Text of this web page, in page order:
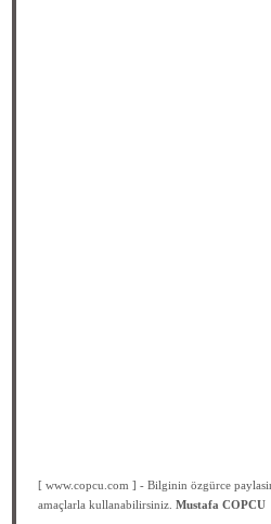
[ www.copcu.com ] - Bilginin özgürce
amaçlarla kullanabilirsiniz. Mustafa COPCU